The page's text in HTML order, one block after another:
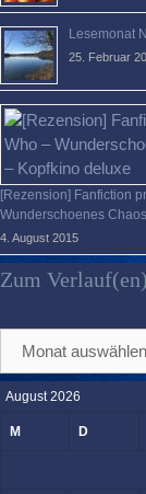
Lesemonat
25. Februar
[Rezension] Fanfiction
Wunderschoenes
4. August 2015
Zum Verlauf(en)
Verlauf(en)
August 2026
M D